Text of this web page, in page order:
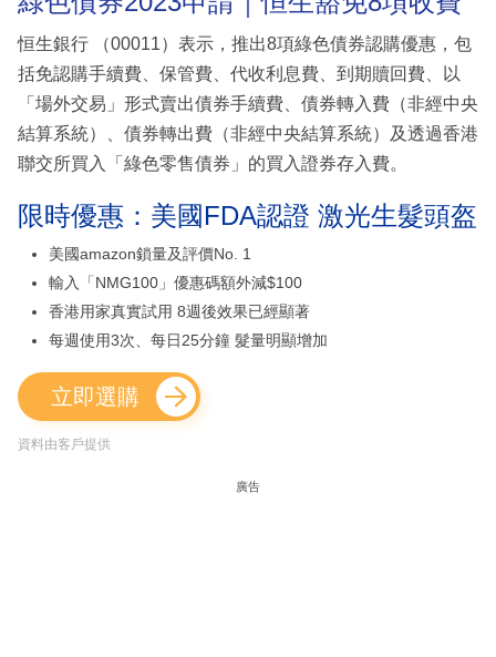
恒生銀行 （00011）表示，推出8項綠色債券認購優惠，包
括免認購手續費、保管費、代收利息費、到期贖回費、以
「場外交易」形式賣出債券手續費、債券轉入費（非經中央
結算系統）、債券轉出費（非經中央結算系統）及透過香港
聯交所買入「綠色零售債券」的買入證券存入費。
限時優惠：美國FDA認證 激光生髮頭盔
美國amazon鎖量及評價No. 1
輸入「NMG100」優惠碼額外減$100
香港用家真實試用 8週後效果已經顯著
每週使用3次、每日25分鐘 髮量明顯增加
立即選購
資料由客戶提供
廣告